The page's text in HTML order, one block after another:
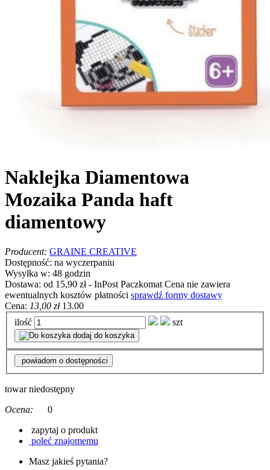
Naklejka Diamentowa
Mozaika Panda haft
diamentowy
Producent: GRAINE CREATIVE
Dostępność: na wyczerpaniu
Wysyłka w: 48 godzin
Dostawa: od 15,90 zł - InPost Paczkomat Cena nie zawiera
ewentualnych kosztów płatności sprawdź formy dostawy
Cena: 13,00 zł 13.00
ilość
szt
dodaj do koszyka
powiadom o dostępności
towar niedostępny
Ocena:
0
zapytaj o produkt
poleć znajomemu
Masz jakieś pytania?